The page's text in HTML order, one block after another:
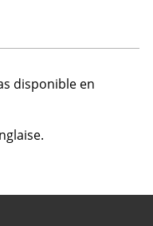
disponible en